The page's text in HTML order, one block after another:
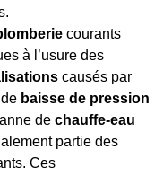
courants
à l’usure des
causés par
baisse de pression
de chauffe-eau
partie des
Ces